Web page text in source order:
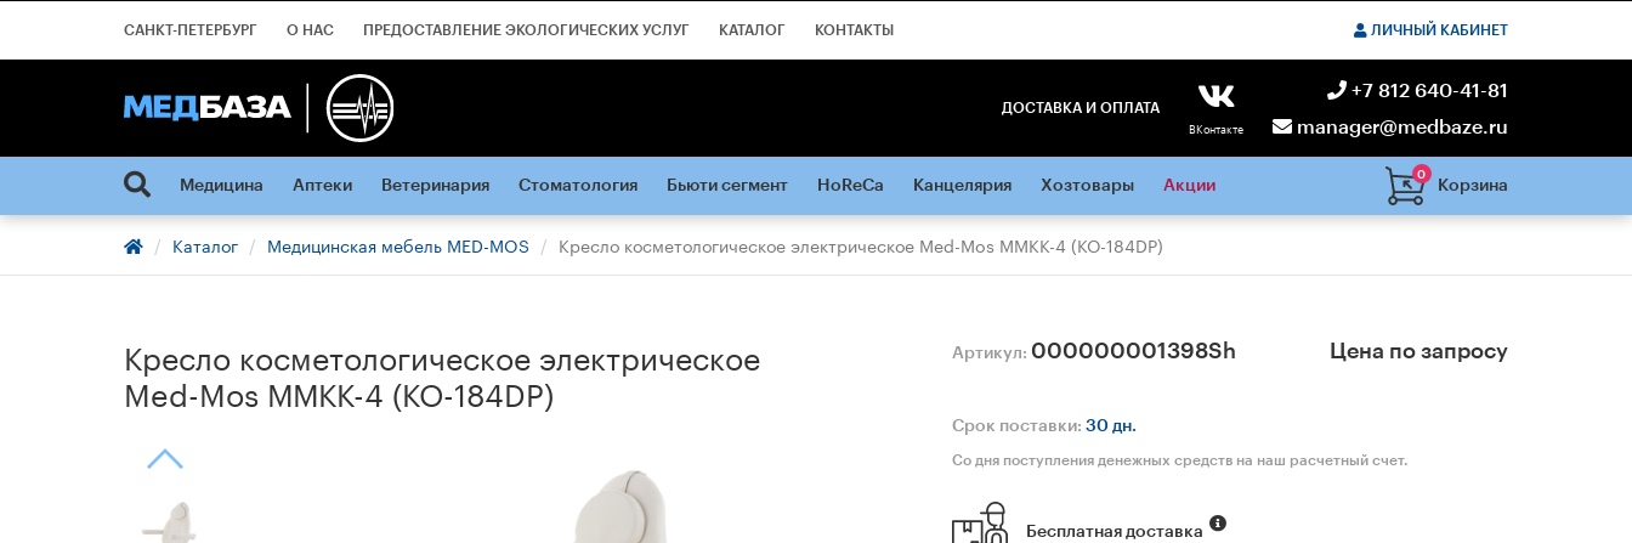
САНКТ-ПЕТЕРБУРГ О НАС ПРЕДОСТАВЛЕНИЕ ЭКОЛОГИЧЕСКИХ УСЛУГ КАТАЛОГ КОНТАКТЫ ЛИЧНЫЙ КАБИНЕТ
ДОСТАВКА И ОПЛАТА
ВКонтакте
+7 812 640-41-81
manager@medbaze.ru
0
Корзина
Медицина Аптеки Ветеринария Стоматология Бьюти сегмент HoReCa Канцелярия Хозтовары Акции
Каталог Медицинская мебель MED-MOS Кресло косметологическое электрическое Med-Mos ММКК-4 (КО-184DP)
Кресло косметологическое электрическое
Med-Mos ММКК-4 (КО-184DP)
Артикул: 000000001398Sh Цена по запросу
Срок поставки:30 дн.
Со дня поступления денежных средств на наш расчетный счет.
Бесплатная доставка